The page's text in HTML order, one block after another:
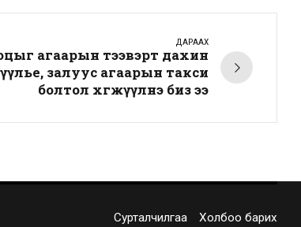
ДАРААХ
агаарын тээвэрт дахин
залуус агаарын такси
болтол хөгжүүлнэ биз ээ
Сурталчилгаа Холбоо барих